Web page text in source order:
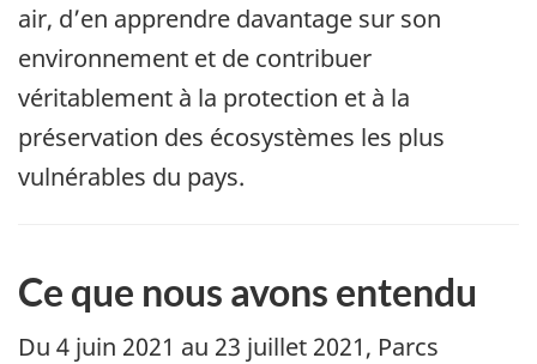
air, d’en apprendre davantage sur son
environnement et de contribuer
véritablement à la protection et à la
préservation des écosystèmes les plus
vulnérables du pays.
Ce que nous avons entendu
Du 4 juin 2021 au 23 juillet 2021, Parcs